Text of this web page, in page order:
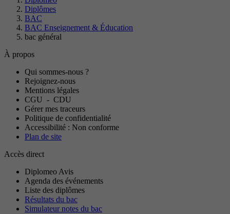
Diplômes
BAC
BAC Enseignement & Éducation
bac général
À propos
Qui sommes-nous ?
Rejoignez-nous
Mentions légales
CGU - CDU
Gérer mes traceurs
Politique de confidentialité
Accessibilité : Non conforme
Plan de site
Accès direct
Diplomeo Avis
Agenda des événements
Liste des diplômes
Résultats du bac
Simulateur notes du bac